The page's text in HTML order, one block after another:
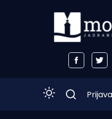
Prijava